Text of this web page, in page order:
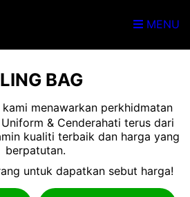
MENU
BAG
kami menawarkan perkhidmatan
& Cenderahati terus dari
kualiti terbaik dan harga yang
berpatutan.
untuk dapatkan sebut harga!